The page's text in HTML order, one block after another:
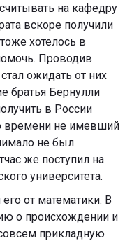
на кафедру
вскоре получили
хотелось в
Проводив
ожидать от них
братья Бернулли
в России
времени не имевший
не был
же поступил на
университета.
от математики. В
о происхождении и
прикладную